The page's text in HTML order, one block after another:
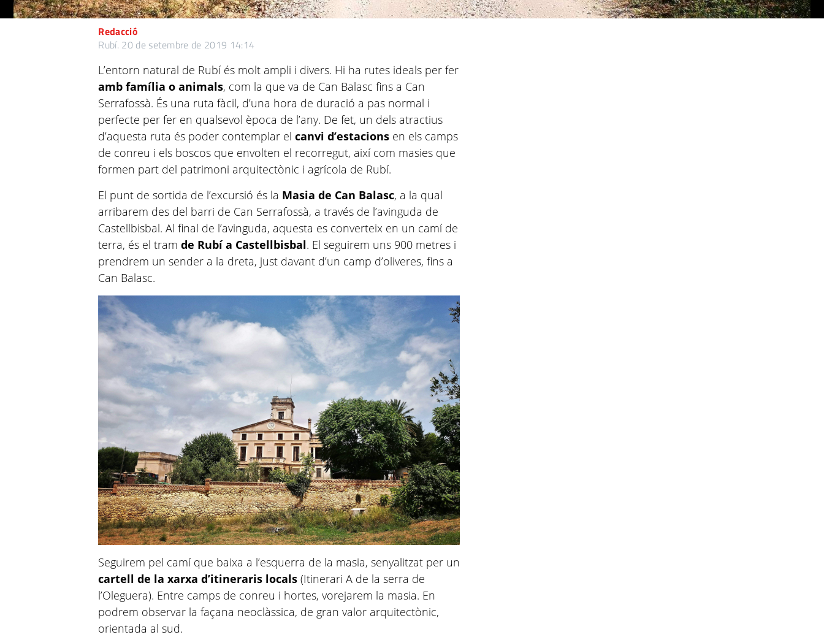
Redacció
Rubí. 20 de setembre de 2019 14:14
L’entorn natural de Rubí és molt ampli i divers. Hi ha rutes ideals per fer
amb família o animals, com la que va de Can Balasc fins a Can
Serrafossà. És una ruta fàcil, d’una hora de duració a pas normal i
perfecte per fer en qualsevol època de l’any. De fet, un dels atractius
d’aquesta ruta és poder contemplar elcanvi d’estacions en els camps
de conreu i els boscos que envolten el recorregut, així com masies que
formen part del patrimoni arquitectònic i agrícola de Rubí.
El punt de sortida de l’excursió és la Masia de Can Balasc, a la qual
arribarem des del barri de Can Serrafossà, a través de l’avinguda de
Castellbisbal. Al final de l’avinguda, aquesta es converteix en un camí de
terra, és el tramde Rubí a Castellbisbal. El seguirem uns 900 metres i
prendrem un sender a la dreta, just davant d’un camp d’oliveres, fins a
Can Balasc.
Seguirem pel camí que baixa a l’esquerra de la masia, senyalitzat per un
cartell de la xarxa d’itineraris locals(Itinerari A de la serra de
l’Oleguera). Entre camps de conreu i hortes, vorejarem la masia. En
podrem observar la façana neoclàssica, de gran valor arquitectònic,
orientada al sud.